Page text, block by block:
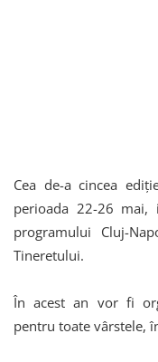
Cea de-a cincea
perioada 22-26
programului Cluj-
Tineretului.
În acest an vor fi
pentru toate vârstele,